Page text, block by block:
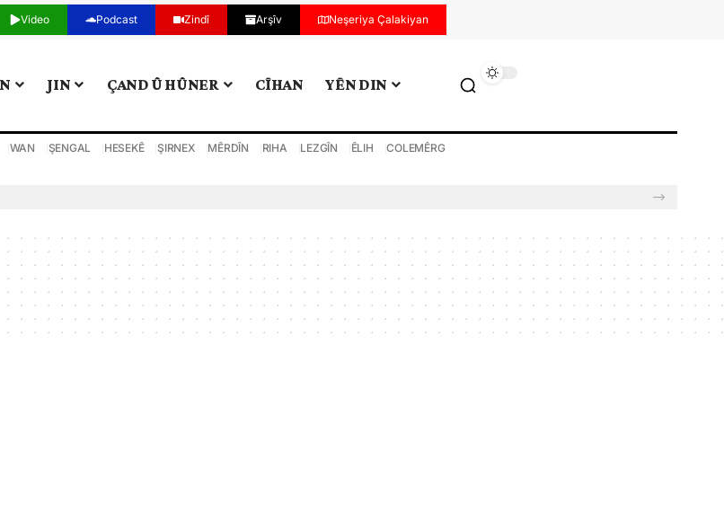
Video Podcast Zindî Arşîv Neşeriya Çalakiyan
JIN ÇAND Û HÛNER CÎHAN YÊN DIN
WAN ŞENGAL HESEKÊ ŞIRNEX MÊRDÎN RIHA LEZGÎN ÊLIH COLEMÊRG